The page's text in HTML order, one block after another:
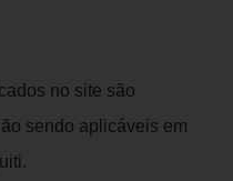
no site são
sendo aplicáveis em